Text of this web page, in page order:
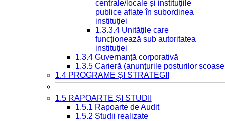
centrale/locale și instituțiile
publice aflate în subordinea
instituției
1.3.3.4 Unitățile care
funcționează sub autoritatea
instituției
1.3.4 Guvernanță corporativă
1.3.5 Carieră (anunțurile posturilor
1.4 PROGRAME ȘI STRATEGII
1.5 RAPOARTE ȘI STUDII
1.5.1 Rapoarte de Audit
1.5.2 Studii realizate